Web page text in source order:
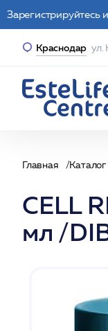
Краснодар ул.
Главная Каталог
CELL
мл /